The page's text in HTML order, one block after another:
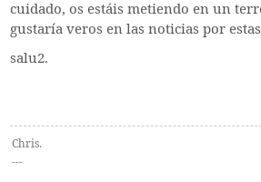
cuidado, os estáis metiendo en un
gustaría veros en las noticias por estas
salu2.
Chris.
---